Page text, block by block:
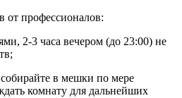
от профессионалов:
2-3 часа вечером (до 23:00) не
в мешки по мере
комнату для дальнейших